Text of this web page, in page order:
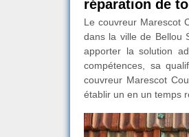
réparation de
Le couvreur Marescot
dans la ville de Bellou
apporter la solution
compétences, sa
couvreur Marescot
établir un en un temps